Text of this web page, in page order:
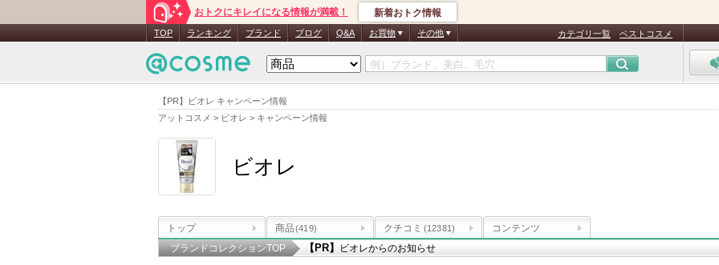
【PR】ビオレ キャンペーン情報
アットコスメ > ビオレ > キャンペーン情報
おトクにキレイになる情報が満載！ 新着おトク情報
TOP ランキング ブランド ブログ Q&A お買物 その他 カテゴリ一覧 ベストコスメ
ビオレ
トップ 商品(419) クチコミ (12381)
コンテンツ
ブランドコレクションTOP
【PR】 ビオレからのお知らせ